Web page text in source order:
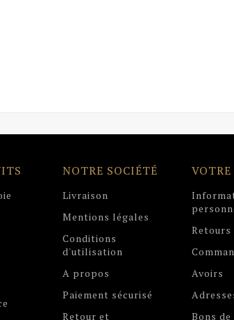
NOTRE SOCIÉTÉ
Livraison
Mentions légales
Conditions
d'utilisation
A propos
Paiement sécurisé
Retour et
Avoirs
Bons